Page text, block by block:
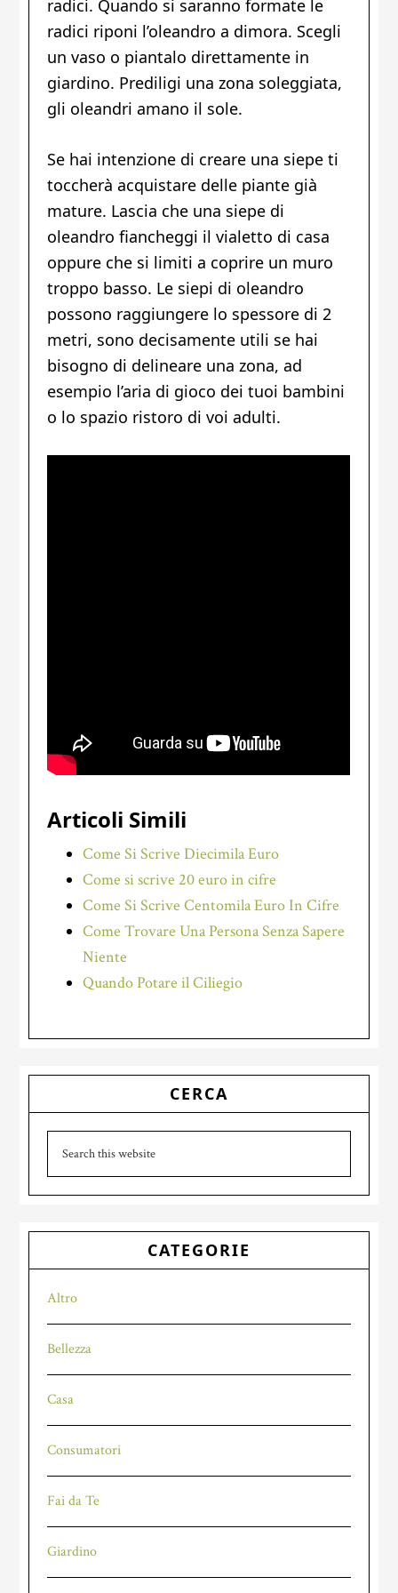
radici. Quando si saranno formate le
radici riponi l’oleandro a dimora. Scegli
un vaso o piantalo direttamente in
giardino. Prediligi una zona soleggiata,
gli oleandri amano il sole.
Se hai intenzione di creare una siepe ti
toccherà acquistare delle piante già
mature. Lascia che una siepe di
oleandro fiancheggi il vialetto di casa
oppure che si limiti a coprire un muro
troppo basso. Le siepi di oleandro
possono raggiungere lo spessore di 2
metri, sono decisamente utili se hai
bisogno di delineare una zona, ad
esempio l’aria di gioco dei tuoi bambini
o lo spazio ristoro di voi adulti.
Articoli Simili
Come Si Scrive Diecimila Euro
Come si scrive 20 euro in cifre
Come Si Scrive Centomila Euro In Cifre
Come Trovare Una Persona Senza Sapere
Niente
Quando Potare il Ciliegio
Primary
Sidebar
CERCA
this
CATEGORIE
Altro
Bellezza
Casa
Consumatori
Fai da Te
Giardino